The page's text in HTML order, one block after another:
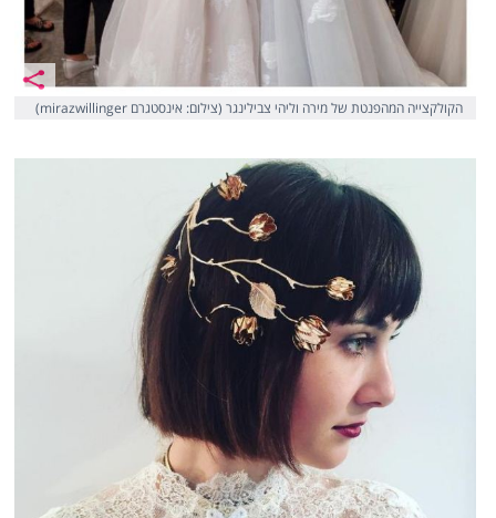
הקולקצייה המהפנטת של מירה וליהי צבילינגר (צילום: אינסטגרם mirazwillinger)